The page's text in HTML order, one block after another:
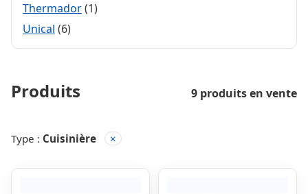
Thermador(1)
Unical (6)
Produits 9 produits en vente
Type : Cuisinière ×